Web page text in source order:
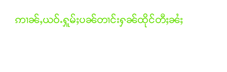
ဢၢၼ်ႇယဝ်ႉႁူမ်ႈပၼ်တၢင်းႁၼ်ထိုင်တီႈၼႆႈ